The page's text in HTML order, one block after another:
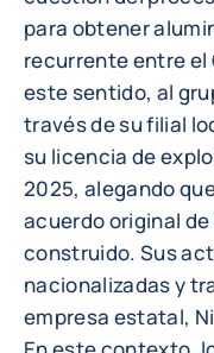
para obtener
recurrente entre el
este sentido, al
través de su filial
su licencia de
2025, alegando
acuerdo original
construido. Sus
nacionalizadas y
empresa estatal,